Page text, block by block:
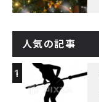
人気の記事
1